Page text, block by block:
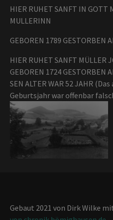
HIER RUHET SANFT IN GOTT
MULLERINN
GEBOREN 1789 GESTORBEN
HIER RUHET SANFT MÜLLER
GEBOREN 1724 GESTORBEN
SEN ALTER WAR 52 JAHR
Geburtsjahr war offenbar
Gebaut 2021 von Dirk Wilke